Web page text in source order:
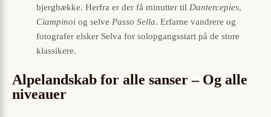
bjergbække. Herfra er der få minutter til Dantercepies,
Ciampinoi og selve Passo Sella. Erfarne vandrere og
fotografer elsker Selva for solopgangsstart på de store
klassikere.
Alpelandskab for alle sanser – Og alle
niveauer